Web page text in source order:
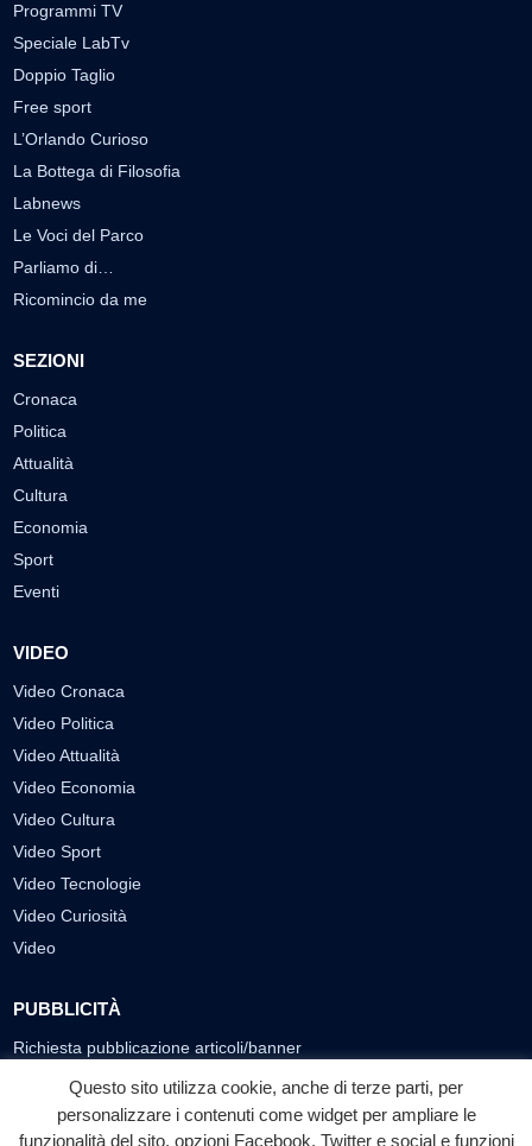
Programmi TV
Speciale LabTv
Doppio Taglio
Free sport
L’Orlando Curioso
La Bottega di Filosofia
Labnews
Le Voci del Parco
Parliamo di…
Ricomincio da me
SEZIONI
Cronaca
Politica
Attualità
Cultura
Economia
Sport
Eventi
VIDEO
Video Cronaca
Video Politica
Video Attualità
Video Economia
Video Cultura
Video Sport
Video Tecnologie
Video Curiosità
Video
PUBBLICITÀ
Richiesta pubblicazione articoli/banner
SEGUICI SUI SOCIAL
Questo sito utilizza cookie, anche di terze parti, per
personalizzare i contenuti come widget per ampliare le
funzionalità del sito, opzioni Facebook, Twitter e social e funzioni